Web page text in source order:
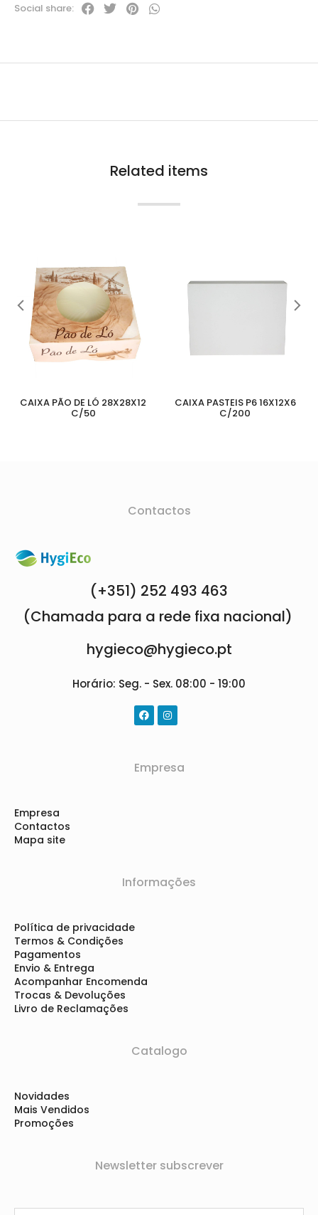
Social share:
Related items
CAIXA PÃO DE LÓ 28X28X12
C/50
CAIXA PASTEIS P6 16X12X6
C/200
Contactos
(+351) 252 493 463
(Chamada para a rede fixa nacional)
hygieco@hygieco.pt
Horário: Seg. - Sex. 08:00 - 19:00
Empresa
Empresa
Contactos
Mapa site
Informações
Política de privacidade
Termos & Condições
Pagamentos
Envio & Entrega
Acompanhar Encomenda
Trocas & Devoluções
Livro de Reclamações
Catalogo
Novidades
Mais Vendidos
Promoções
Newsletter subscrever